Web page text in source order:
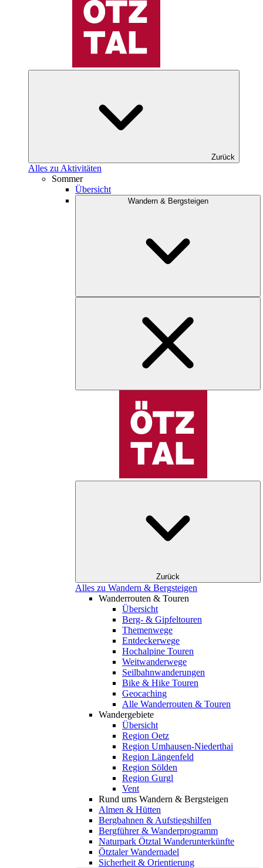
Zurück
Alles zu Aktivitäten
Sommer
Übersicht
Wandern & Bergsteigen
Zurück
Alles zu Wandern & Bergsteigen
Wanderrouten & Touren
Übersicht
Berg- & Gipfeltouren
Themenwege
Entdeckerwege
Hochalpine Touren
Weitwanderwege
Seilbahnwanderungen
Bike & Hike Touren
Geocaching
Alle Wanderrouten & Touren
Wandergebiete
Übersicht
Region Oetz
Region Umhausen-Niederthai
Region Längenfeld
Region Sölden
Region Gurgl
Vent
Rund ums Wandern & Bergsteigen
Almen & Hütten
Bergbahnen & Aufstiegshilfen
Bergführer & Wanderprogramm
Naturpark Ötztal Wanderunterkünfte
Ötztaler Wandernadel
Sicherheit & Orientierung